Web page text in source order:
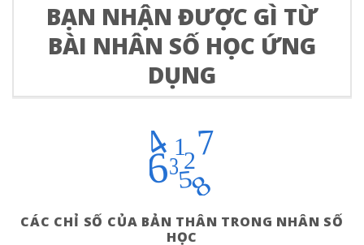
BẠN NHẬN ĐƯỢC GÌ TỪ
BÀI NHÂN SỐ HỌC ỨNG
DỤNG
1
2
3
4
5
6
7
8
CÁC CHỈ SỐ CỦA BẢN THÂN TRONG NHÂN SỐ
HỌC